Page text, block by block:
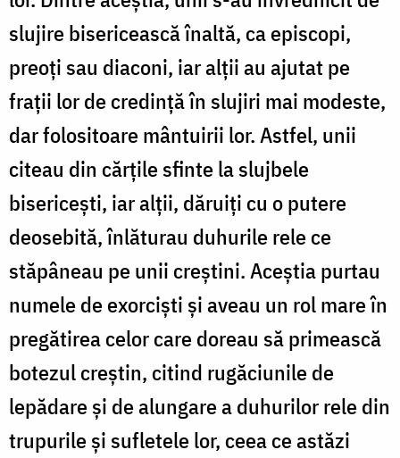
slujire bisericească înaltă, ca episcopi,
preoți sau diaconi, iar alții au ajutat pe
frații lor de credință în slujiri mai modeste,
dar folositoare mântuirii lor. Astfel, unii
citeau din cărțile sfinte la slujbele
bisericești, iar alții, dăruiți cu o putere
deosebită, înlăturau duhurile rele ce
stăpâneau pe unii creștini. Aceștia purtau
numele de exorciști și aveau un rol mare în
pregătirea celor care doreau să primească
botezul creștin, citind rugăciunile de
lepădare și de alungare a duhurilor rele din
trupurile și sufletele lor, ceea ce astăzi